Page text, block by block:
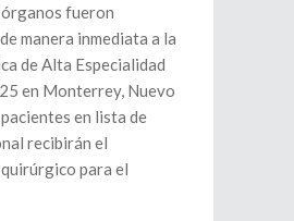
fueron
manera inmediata a la
de Alta Especialidad
en Monterrey, Nuevo
en lista de
recibirán el
para el